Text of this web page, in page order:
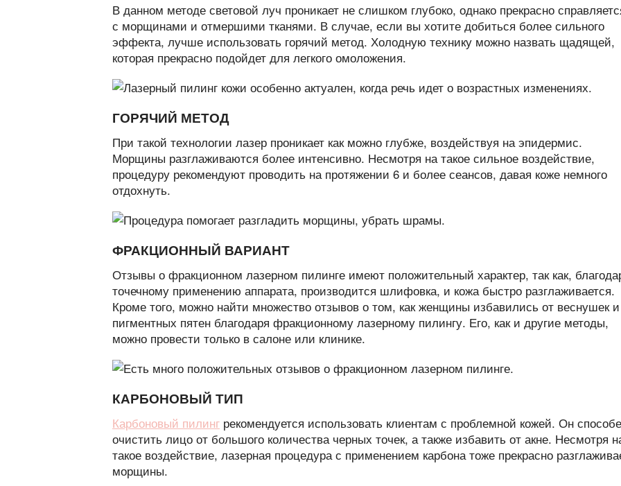
В данном методе световой луч проникает не слишком глубоко, однако прекрасно
с морщинами и отмершими тканями. В случае, если вы хотите добиться более сильного
эффекта, лучше использовать горячий метод. Холодную технику можно назвать щадящей,
которая прекрасно подойдет для легкого омоложения.
ГОРЯЧИЙ МЕТОД
При такой технологии лазер проникает как можно глубже, воздействуя на эпидермис.
Морщины разглаживаются более интенсивно. Несмотря на такое сильное воздействие,
процедуру рекомендуют проводить на протяжении 6 и более сеансов, давая коже немного
отдохнуть.
ФРАКЦИОННЫЙ ВАРИАНТ
Отзывы о фракционном лазерном пилинге имеют положительный характер, так как,
точечному применению аппарата, производится шлифовка, и кожа быстро разглаживается.
Кроме того, можно найти множество отзывов о том, как женщины избавились от веснушек и
пигментных пятен благодаря фракционному лазерному пилингу. Его, как и другие методы,
можно провести только в салоне или клинике.
КАРБОНОВЫЙ ТИП
Карбоновый пилинг рекомендуется использовать клиентам с проблемной кожей. Он
очистить лицо от большого количества черных точек, а также избавить от акне. Несмотря
такое воздействие, лазерная процедура с применением карбона тоже прекрасно
морщины.